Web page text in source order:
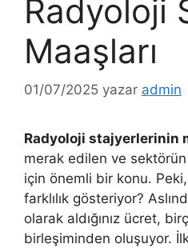
Radyoloji
Maaşları
01/07/2025 yazar admin
Radyoloji stajyerlerinin
merak edilen ve
için önemli bir konu.
farklılık gösteriyor?
olarak aldığınız ücret,
birleşiminden oluşuyor.